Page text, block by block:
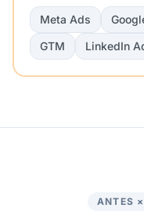
Meta Ads
GTM
LinkedIn
ANTES